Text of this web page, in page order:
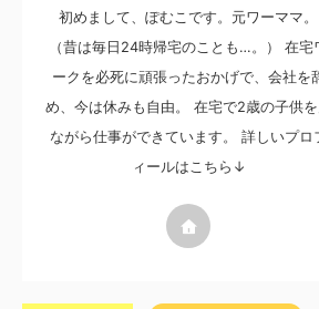
初めまして、ぽむこです。元ワーママ。
（昔は毎日24時帰宅のことも…。） 在宅
ークを必死に頑張ったおかげで、会社を
め、今は休みも自由。 在宅で2歳の子供
ながら仕事ができています。 詳しいプロ
ィールはこちら↓